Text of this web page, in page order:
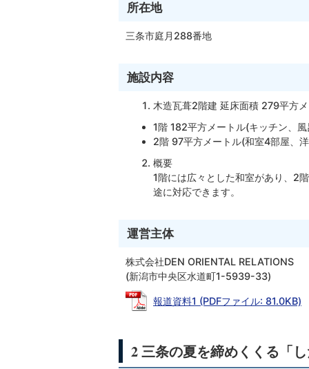
所在地
三条市庭月288番地
施設内容
木造瓦葺2階建 延床面積 279平方
1階 182平方メートル(キッチン、
2階 97平方メートル(和室4部屋、
概要
1階には広々とした和室があり、2
途に対応できます。
運営主体
株式会社DEN ORIENTAL RELATIONS
(新潟市中央区水道町1-5939-33)
報道資料1 (PDFファイル: 81.0KB)
2 三条の夏を締めくくる「